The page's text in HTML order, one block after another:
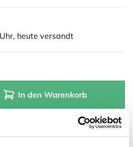
heute versandt
In den Warenkorb